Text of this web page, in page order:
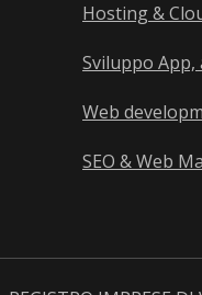
Hosting &
Sviluppo
Web
SEO & Web